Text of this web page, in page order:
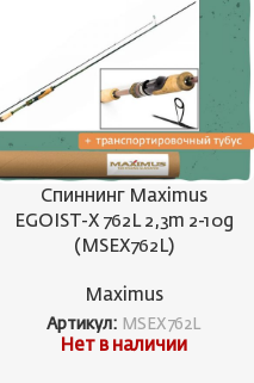
Спиннинг Maximus
EGOIST-X 762L 2,3m 2-10g
(MSEX762L)
Maximus
Артикул: MSEX762L
Нет в наличии